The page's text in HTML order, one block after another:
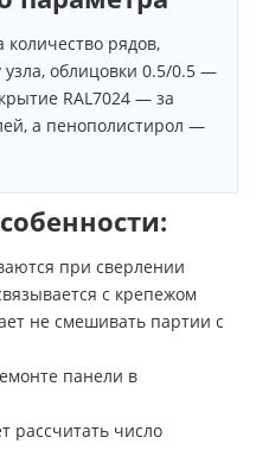
рядов,
облицовки 0.5/0.5 —
RAL7024 — за
а пенополистирол —
при сверлении
с крепежом
не смешивать партии с
панели в
рассчитать число